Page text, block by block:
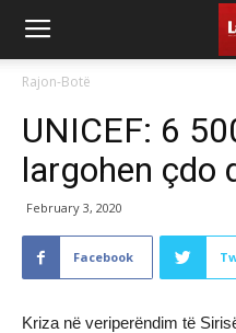
Rajon-Botë
UNICEF: 6
largohen çdo
February 3, 2020
Facebook
Kriza në veriperëndim të